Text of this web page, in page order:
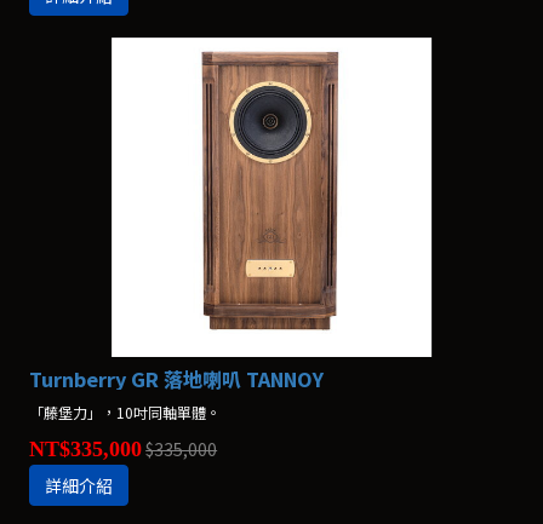
Turnberry GR 落地喇叭 TANNOY
「藤堡力」，10吋同軸單體。
NT$335,000$335,000
詳細介紹